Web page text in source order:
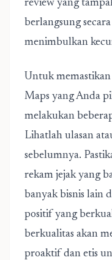
review yang
berlangsung
menimbulkan
Untuk memastikan
Maps yang Anda
melakukan
Lihatlah ulasan
sebelumnya.
rekam jejak yang
banyak bisnis lain
positif yang
berkualitas akan
proaktif dan etis